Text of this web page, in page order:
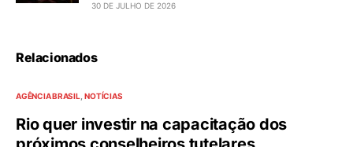
30 DE JULHO DE 2026
Relacionados
AGÊNCIA BRASIL NOTÍCIAS
Rio quer investir na capacitação dos